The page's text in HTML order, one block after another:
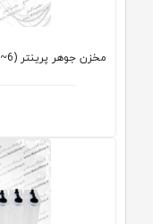
مخزن جوهر پرینتر (Epson Artisan 1430W (T0811~6